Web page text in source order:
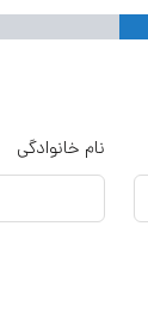
نام خانوادگی